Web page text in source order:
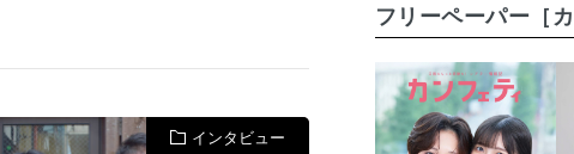
インタビュー
フリーペーパー［